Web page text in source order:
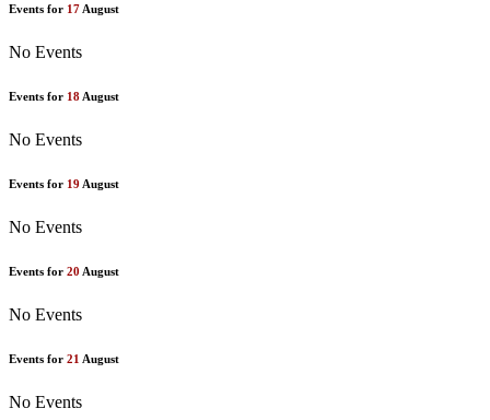
Events for 17 August
No Events
Events for 18 August
No Events
Events for 19 August
No Events
Events for 20 August
No Events
Events for 21 August
No Events